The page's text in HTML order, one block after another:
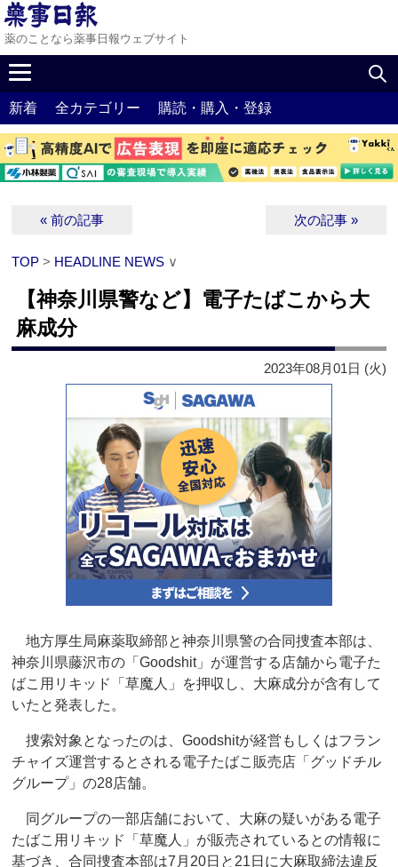
薬のことなら薬事日報ウェブサイト
新着 全カテゴリー 購読・購入・登録
« 前の記事 次の記事 »
TOP > HEADLINE NEWS ∨
【神奈川県警など】電子たばこから大
麻成分
2023年08月01日 (火)
地方厚生局麻薬取締部と神奈川県警の合同捜査本部は、
神奈川県藤沢市の「Goodshit」が運営する店舗から電子た
ばこ用リキッド「草魔人」を押収し、大麻成分が含有して
いたと発表した。
捜索対象となったのは、Goodshitが経営もしくはフラン
チャイズ運営するとされる電子たばこ販売店「グッドチル
グループ」の28店舗。
同グループの一部店舗において、大麻の疑いがある電子
たばこ用リキッド「草魔人」が販売されているとの情報に
基づき、合同捜査本部は7月20日と21日に大麻取締法違反